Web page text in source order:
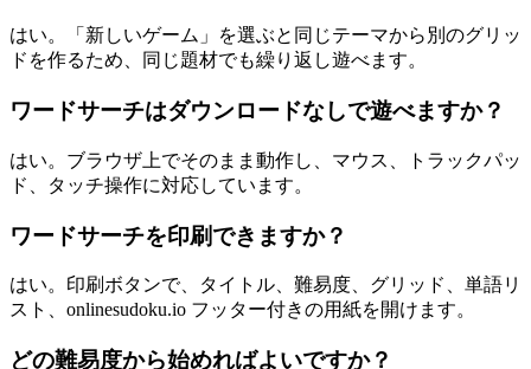
はい。「新しいゲーム」を選ぶと同じテーマから別のグリッ
ドを作るため、同じ題材でも繰り返し遊べます。
ワードサーチはダウンロードなしで遊べますか？
はい。ブラウザ上でそのまま動作し、マウス、トラックパッ
ド、タッチ操作に対応しています。
ワードサーチを印刷できますか？
はい。印刷ボタンで、タイトル、難易度、グリッド、単語リ
スト、onlinesudoku.io フッター付きの用紙を開けます。
どの難易度から始めればよいですか？